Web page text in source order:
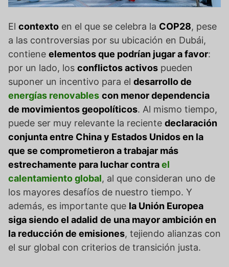
El contexto en el que se celebra la COP28, pese
a las controversias por su ubicación en Dubái,
contiene elementos que podrían jugar a favor:
por un lado, los conflictos activos pueden
suponer un incentivo para el desarrollo de
energías renovables con menor dependencia
de movimientos geopolíticos. Al mismo tiempo,
puede ser muy relevante la reciente declaración
conjunta entre China y Estados Unidos en la
que se comprometieron a trabajar más
estrechamente para luchar contrael
calentamiento global, al que consideran uno de
los mayores desafíos de nuestro tiempo. Y
además, es importante que la Unión Europea
siga siendo el adalid de una mayor ambición en
la reducción de emisiones, tejiendo alianzas con
el sur global con criterios de transición justa.